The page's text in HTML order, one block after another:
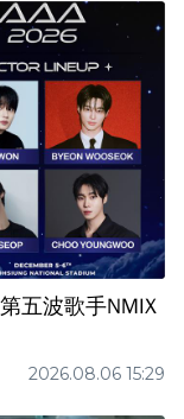
五波歌手NMIX
2026.08.06 15:29